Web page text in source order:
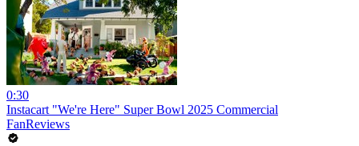
0:30
Instacart "We're Here" Super Bowl 2025 Commercial
FanReviews